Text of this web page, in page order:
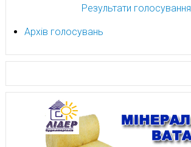
Результати голосування
Архів голосувань